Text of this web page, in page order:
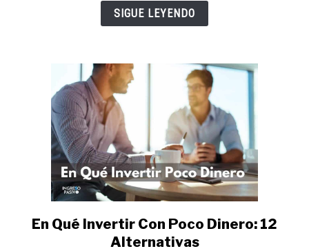
Qué
Invertir
SIGUE LEYENDO
link
to
En Qué Invertir Con Poco Dinero: 12
Alternativas